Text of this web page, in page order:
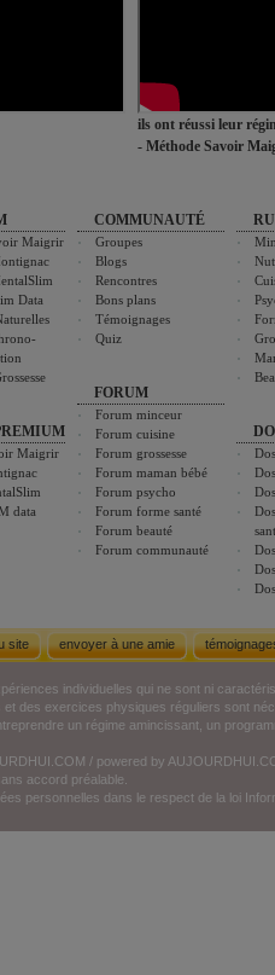
ils ont réussi leur
- Méthode Savoir
Maigrir
Data
Maigrir
data
COMMUNAUTÉ
Groupes
Blogs
Rencontres
Bons plans
Témoignages
Quiz
FORUM
Forum minceur
Forum cuisine
Forum grossesse
Forum maman bébé
Forum psycho
Forum forme santé
Forum beauté
Forum communauté
site envoyer à une amie
individuelles qui ne sont ni
des exercices physiques réguliers sont
un régime amincissant, un
/ powered by
accord préalable.
personnelles dans le respect de la loi